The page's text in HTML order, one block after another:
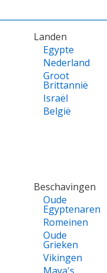
Landen
Egypte
Nederland
Groot
Brittannië
Israël
België
Beschavingen
Oude
Egyptenaren
Romeinen
Oude
Grieken
Vikingen